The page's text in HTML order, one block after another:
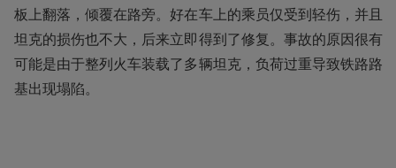
板上翻落，倾覆在路旁。好在车上的乘员仅受到轻伤，并且
坦克的损伤也不大，后来立即得到了修复。事故的原因很有
可能是由于整列火车装载了多辆坦克，负荷过重导致铁路路
基出现塌陷。